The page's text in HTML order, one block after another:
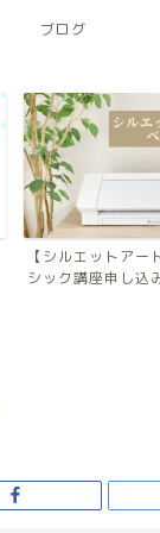
ブログ
【シルエットアー
シック講座申し込